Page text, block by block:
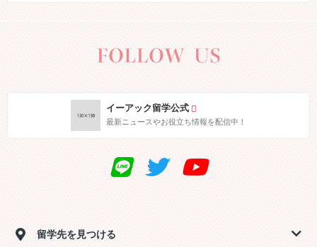
イーアック留学公式
最新ニュースやお役立ち情報を配信中！
留学先を見つける